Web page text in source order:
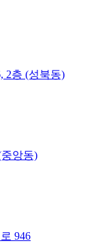
2층 (성북동)
앙동)
946